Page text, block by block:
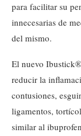
para facilitar su
innecesarias de
del mismo.
El nuevo
reducir la
contusiones,
ligamentos,
similar al